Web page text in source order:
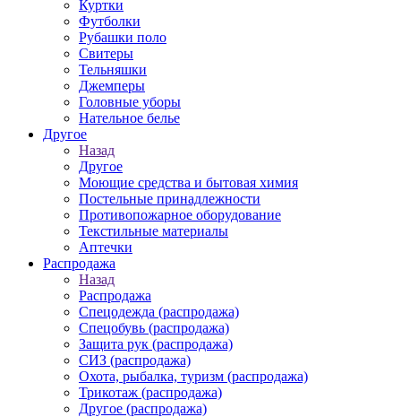
Куртки
Футболки
Рубашки поло
Свитеры
Тельняшки
Джемперы
Головные уборы
Нательное белье
Другое
Назад
Другое
Моющие средства и бытовая химия
Постельные принадлежности
Противопожарное оборудование
Текстильные материалы
Аптечки
Распродажа
Назад
Распродажа
Спецодежда (распродажа)
Спецобувь (распродажа)
Защита рук (распродажа)
СИЗ (распродажа)
Охота, рыбалка, туризм (распродажа)
Трикотаж (распродажа)
Другое (распродажа)